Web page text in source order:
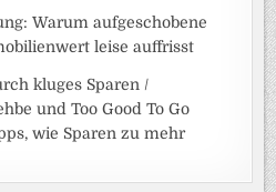
Warum aufgeschobene
leise auffrisst
kluges Sparen /
und Too Good To Go
wie Sparen zu mehr